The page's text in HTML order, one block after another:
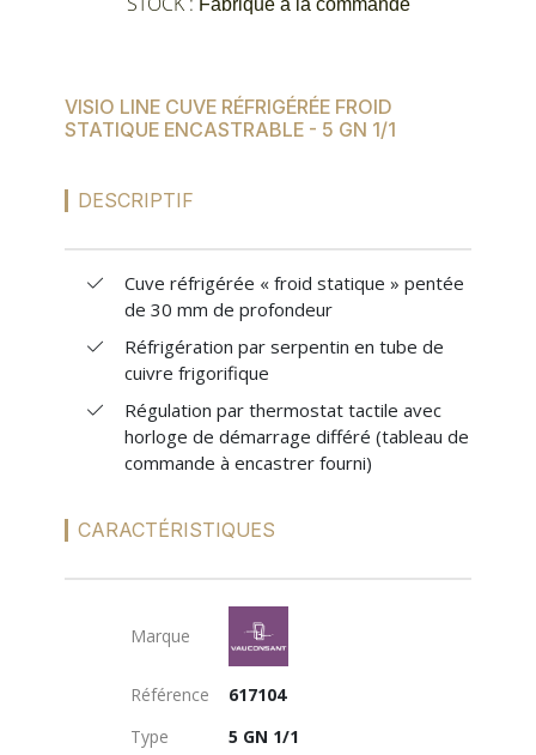
MES
SUR-MESURE
Fabriqué à la commande
VISIO LINE CUVE RÉFRIGÉRÉE FROID
STATIQUE ENCASTRABLE - 5 GN 1/1
DESCRIPTIF
Cuve réfrigérée « froid statique » pentée
de 30 mm de profondeur
Réfrigération par serpentin en tube de
cuivre frigorifique
Régulation par thermostat tactile avec
horloge de démarrage différé (tableau de
commande à encastrer fourni)
CARACTÉRISTIQUES
Marque
Référence
617104
Type
5 GN 1/1